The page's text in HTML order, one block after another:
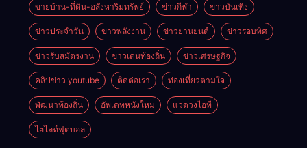
ฟุตบอลวันรพี
เพื่อเชื่อม
ความสัมพันธ์
อันดีของ
หน่วยงานใน
กระบวนการ
ยุติธรรม
Thailand
2026 เชื่อม 4
งานใหญ่
สร้างโอกาส
ธุรกิจครบ
วงจร ด้วยครับ
ขายบ้าน-ที่ดิน-อสังหาริมทรัพย์ ข่าวกีฬา ข่าวบันเทิง
ข่าวประจำวัน ข่าวพลังงาน ข่าวยานยนต์ ข่าวรอบทิศ
ข่าวรับสมัตรงาน ข่าวเด่นท้องถิ่น ข่าวเศรษฐกิจ
คลิปข่าว youtube ติดต่อเรา ท่องเที่ยวตามใจ
พัฒนาท้องถิ่น อัพเดทหนังใหม่ แวดวงไอที
ไฮไลท์ฟุตบอล